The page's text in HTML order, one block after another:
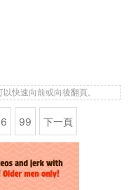
快速向前或向後翻頁。
6 99 下一頁